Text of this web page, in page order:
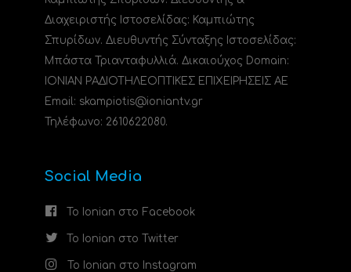
Διαχειριστής Ιστοσελίδας: Καμπιώτης
Σπυρίδων. Διευθυντής Σύνταξης Ιστοσελίδας:
Μπάστα Τριανταφυλλιά. Δικαιούχος Domain:
ΙΟΝΙΑΝ ΡΑΔΙΟΤΗΛΕΟΠΤΙΚΕΣ ΕΠΙΧΕΙΡΗΣΕΙΣ ΑΕ
Email: skampiotis@ioniantv.gr
Τηλέφωνο: 2610622080.
Social Media
Το Ionian στο Facebook
Το Ionian στο Twitter
Το Ionian στο Instagram